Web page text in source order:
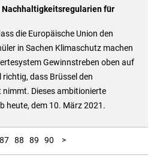
Nachhaltigkeitsregularien für
die Europäische Union den
in Sachen Klimaschutz machen
Gewinnstreben oben auf
dass Brüssel den
Dieses ambitionierte
heute, dem 10. März 2021.
87 88 89 90 >